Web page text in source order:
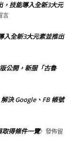
，技能導入全新3大元
言
入全新3大元素並推出
公開，新服「古魯
決 Google、FB 帳號
得條件一覽〉發佈留